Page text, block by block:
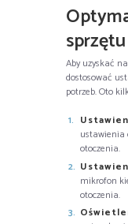
sprzętu
Aby uzyskać
dostosować
potrzeb. Oto
ustawienia
otoczenia.
mikrofon
otoczenia.